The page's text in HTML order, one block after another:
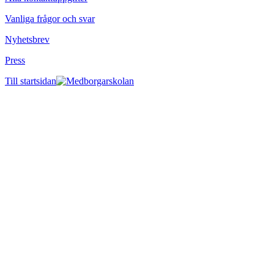
Vanliga frågor och svar
Nyhetsbrev
Press
Till startsidan